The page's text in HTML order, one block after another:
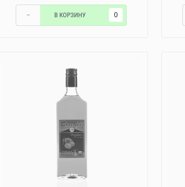
− В КОРЗИНУ